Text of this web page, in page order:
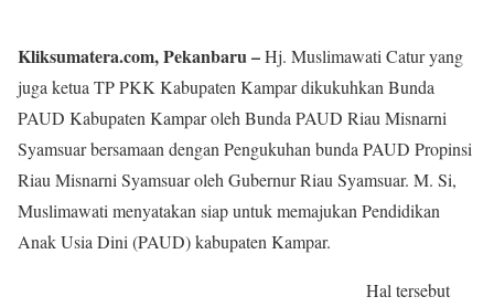
Kliksumatera.com, Pekanbaru –Hj. Muslimawati Catur yang
juga ketua TP PKK Kabupaten Kampar dikukuhkan Bunda
PAUD Kabupaten Kampar oleh Bunda PAUD Riau Misnarni
Syamsuar bersamaan dengan Pengukuhan bunda PAUD Propinsi
Riau Misnarni Syamsuar oleh Gubernur Riau Syamsuar. M. Si,
Muslimawati menyatakan siap untuk memajukan Pendidikan
Anak Usia Dini (PAUD) kabupaten Kampar.
Hal tersebut